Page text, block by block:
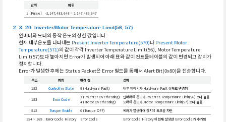
단위
범위
1 [Pulse]
-2,147,483,648 ~ 2,147,483,647
Inverter/Motor Temperature Limit(56, 57)
인버터와 모터의 동작 온도의 상한 값입니다.
현재 내부온도를 나타내는 Present Inverter Temperature(570)나 Present Motor
Temperature(571)의 값이 각각 Inverter Temperature Limit(56), Motor Temperature
Limit(57)보다 높아지면 Error가 발생되어 아래 표와 같이 컨트롤테이블의 값이 변경되고 장치가
정지합니다.
Error가 발생한 후에는 Status Packet은 Error 필드를 통해서 Alert Bit(0x80)을 전송합니다.
주소 명칭 변경 값
설명
152
Controller State 9 (Hardware Fault) 내부 제어기가 Hardware Fault 상태로 변경됨
153 Error Code
3 (Inverter Overheating)
4 (Motor Overheating)
인버터의 온도가 Inverter Temperature Limit(56) 보다 높음
모터의 온도가 Motor Temperature Limit(57) 보다 높음
512
Torque Enable 0 (Torque OFF)
에러가 발생하여 장치의 토크를 차단
154 ~ 169
Error Code History Error Code Error Code History에 현재 발생한 Error Code가 추가됨